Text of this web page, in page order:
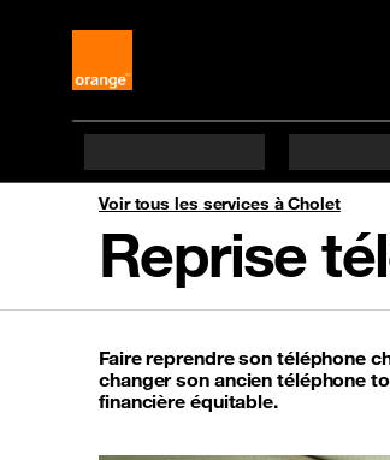
Voir tous les services à Cholet
Reprise
Faire reprendre son téléphone
changer son ancien téléphone
financière équitable.